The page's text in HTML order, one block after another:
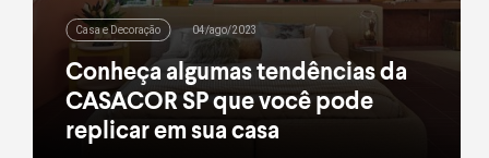
Casa e Decoração 04/ago/2023
Conheça algumas tendências da
CASACOR SP que você pode
replicar em sua casa